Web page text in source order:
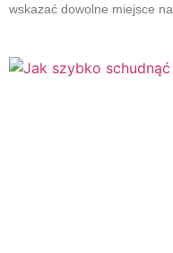
wskazać dowolne miejsce